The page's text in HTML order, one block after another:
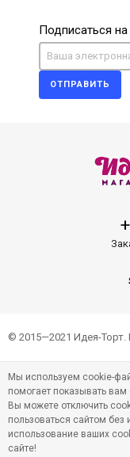
Подписаться
ОТПРАВИТЬ
© 2015—2021 Идея-
Мы используем cookie-
помогает показывать
Вы можете отключить
пользоваться сайтом
использование ваших
сайте!